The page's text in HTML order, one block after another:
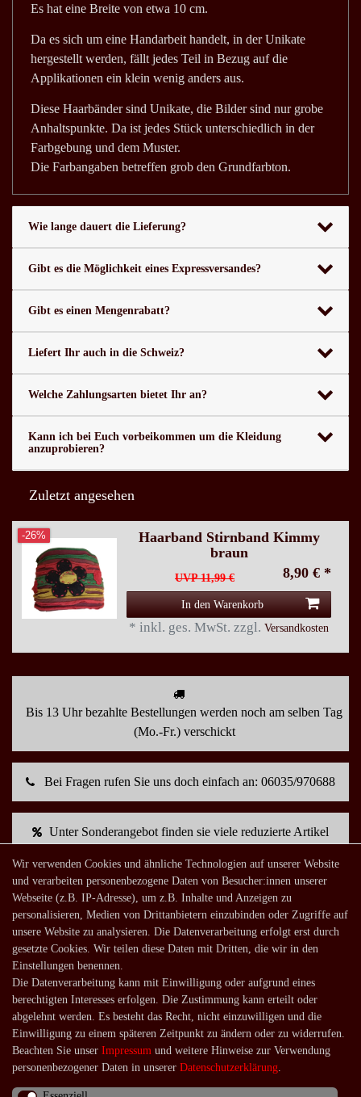
Es hat eine Breite von etwa 10 cm.
Da es sich um eine Handarbeit handelt, in der Unikate
hergestellt werden, fällt jedes Teil in Bezug auf die
Applikationen ein klein wenig anders aus.
Diese Haarbänder sind Unikate, die Bilder sind nur grobe
Anhaltspunkte. Da ist jedes Stück unterschiedlich in der
Farbgebung und dem Muster.
Die Farbangaben betreffen grob den Grundfarbton.
Wie lange dauert die Lieferung?
Gibt es die Möglichkeit eines Expressversandes?
Gibt es einen Mengenrabatt?
Liefert Ihr auch in die Schweiz?
Welche Zahlungsarten bietet Ihr an?
Kann ich bei Euch vorbeikommen um die Kleidung
anzuprobieren?
Zuletzt angesehen
-26%
Haarband Stirnband Kimmy
braun
UVP 11,99 € 8,90 € *
In den Warenkorb
* inkl. ges. MwSt. zzgl. Versandkosten
Bis 13 Uhr bezahlte Bestellungen werden noch am selben Tag
(Mo.-Fr.) verschickt
Bei Fragen rufen Sie uns doch einfach an: 06035/970688
Unter Sonderangebot finden sie viele reduzierte Artikel
Mein Konto
Warenkorb
Zur Kasse
Registrieren
Login
Shop
Lagerverkauf
Wir verwenden Cookies und ähnliche Technologien auf unserer Website
und verarbeiten personenbezogene Daten von Besucher:innen unserer
Webseite (z.B. IP-Adresse), um z.B. Inhalte und Anzeigen zu
personalisieren, Medien von Drittanbietern einzubinden oder Zugriffe auf
unsere Website zu analysieren. Die Datenverarbeitung erfolgt erst durch
gesetzte Cookies. Wir teilen diese Daten mit Dritten, die wir in den
Einstellungen benennen.
Die Datenverarbeitung kann mit Einwilligung oder aufgrund eines
berechtigten Interesses erfolgen. Die Zustimmung kann erteilt oder
abgelehnt werden. Es besteht das Recht, nicht einzuwilligen und die
Einwilligung zu einem späteren Zeitpunkt zu ändern oder zu widerrufen.
Beachten Sie unser Impressum und weitere Hinweise zur Verwendung
personenbezogener Daten in unserer Daten­schutz­erklärung.